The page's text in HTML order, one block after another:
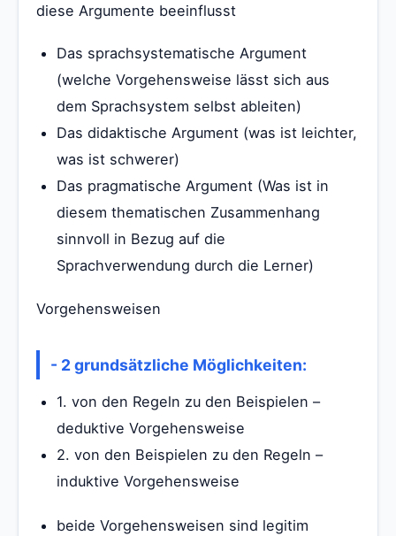
diese Argumente beeinflusst
Das sprachsystematische Argument
(welche Vorgehensweise lässt sich aus
dem Sprachsystem selbst ableiten)
Das didaktische Argument (was ist leichter,
was ist schwerer)
Das pragmatische Argument (Was ist in
diesem thematischen Zusammenhang
sinnvoll in Bezug auf die
Sprachverwendung durch die Lerner)
Vorgehensweisen
- 2 grundsätzliche Möglichkeiten:
1. von den Regeln zu den Beispielen –
deduktive Vorgehensweise
2. von den Beispielen zu den Regeln –
induktive Vorgehensweise
beide Vorgehensweisen sind legitim